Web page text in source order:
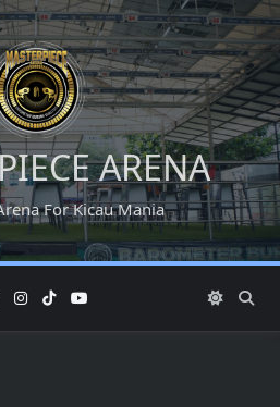
ARENA
For Kicau Mania